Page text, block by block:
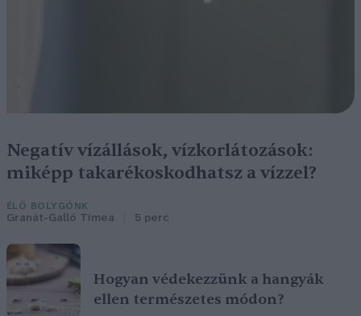
Negatív vízállások, vízkorlátozások:
miképp takarékoskodhatsz a vízzel?
ÉLŐ BOLYGÓNK
Granát-Galló Tímea 5 perc
Hogyan védekezzünk a hangyák
ellen természetes módon?